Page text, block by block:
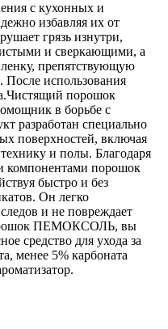
с кухонных и
избавляя их от
грязь изнутри,
и сверкающими, а
препятствующую
После использования
порошок
в борьбе с
разработан специально
поверхностей, включая
и полы. Благодаря
компонентами порошок
быстро и без
Он легко
следов и не повреждает
ПЕМОКСОЛЬ, вы
средство для ухода за
менее 5% карбоната